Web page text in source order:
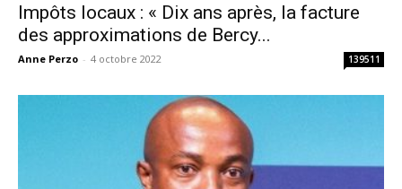
Impôts locaux : « Dix ans après, la facture
des approximations de Bercy...
Anne Perzo - 4 octobre 2022 139511